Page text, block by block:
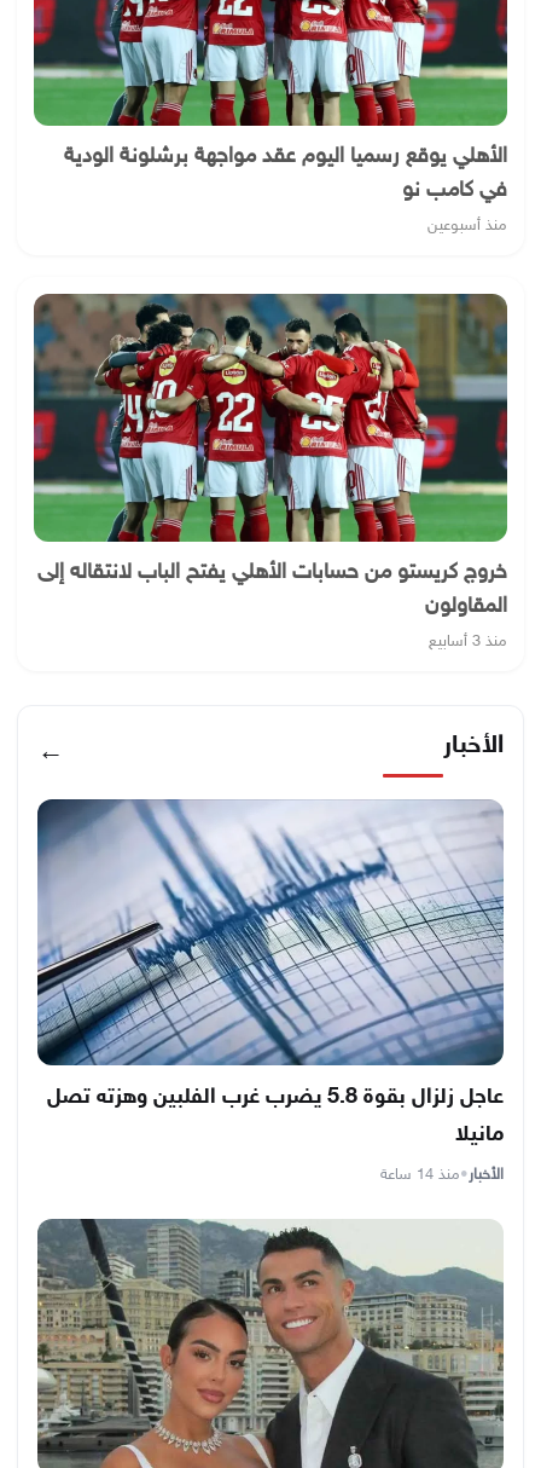
الأهلي يوقع رسميا اليوم عقد مواجهة برشلونة الودية
في كامب نو
منذ أسبوعين
خروج كريستو من حسابات الأهلي يفتح الباب لانتقاله إلى
المقاولون
منذ 3 أسابيع
الأخبار ←
عاجل زلزال بقوة 5.8 يضرب غرب الفلبين وهزته تصل
مانيلا
الأخبار•منذ 14 ساعة